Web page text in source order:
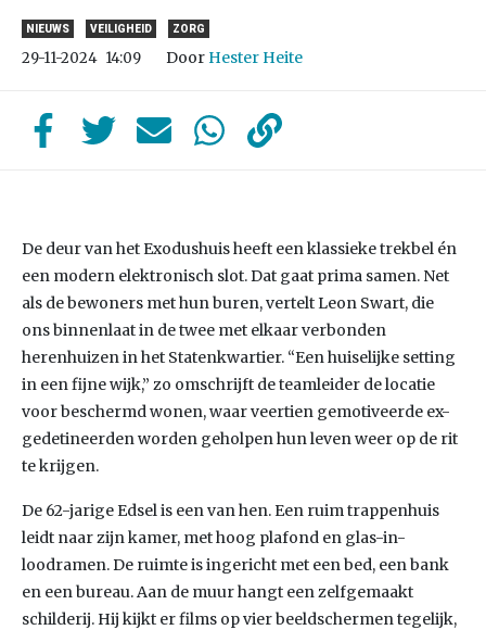
NIEUWS VEILIGHEID ZORG
29-11-2024 14:09 Door Hester Heite
De deur van het Exodushuis heeft een klassieke trekbel én
een modern elektronisch slot. Dat gaat prima samen. Net
als de bewoners met hun buren, vertelt Leon Swart, die
ons binnenlaat in de twee met elkaar verbonden
herenhuizen in het Statenkwartier. “Een huiselijke setting
in een fijne wijk,” zo omschrijft de teamleider de locatie
voor beschermd wonen, waar veertien gemotiveerde ex-
gedetineerden worden geholpen hun leven weer op de rit
te krijgen.
De 62-jarige Edsel is een van hen. Een ruim trappenhuis
leidt naar zijn kamer, met hoog plafond en glas-in-
loodramen. De ruimte is ingericht met een bed, een bank
en een bureau. Aan de muur hangt een zelfgemaakt
schilderij. Hij kijkt er films op vier beeldschermen tegelijk,